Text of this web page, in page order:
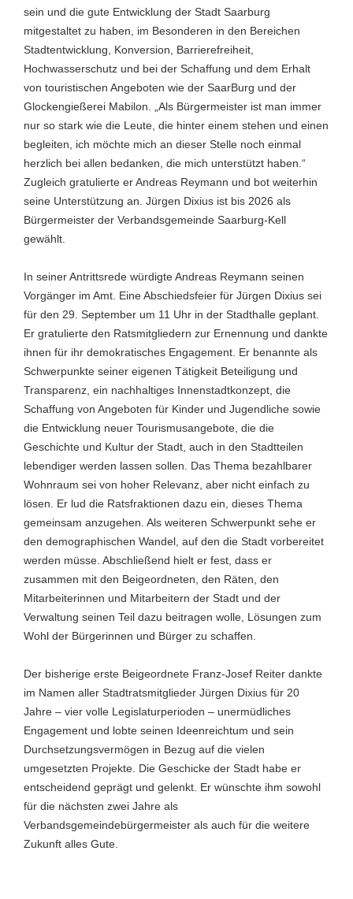
sein und die gute Entwicklung der Stadt Saarburg
mitgestaltet zu haben, im Besonderen in den Bereichen
Stadtentwicklung, Konversion, Barrierefreiheit,
Hochwasserschutz und bei der Schaffung und dem Erhalt
von touristischen Angeboten wie der SaarBurg und der
Glockengießerei Mabilon. „Als Bürgermeister ist man immer
nur so stark wie die Leute, die hinter einem stehen und einen
begleiten, ich möchte mich an dieser Stelle noch einmal
herzlich bei allen bedanken, die mich unterstützt haben.“
Zugleich gratulierte er Andreas Reymann und bot weiterhin
seine Unterstützung an. Jürgen Dixius ist bis 2026 als
Bürgermeister der Verbandsgemeinde Saarburg-Kell
gewählt.
In seiner Antrittsrede würdigte Andreas Reymann seinen
Vorgänger im Amt. Eine Abschiedsfeier für Jürgen Dixius sei
für den 29. September um 11 Uhr in der Stadthalle geplant.
Er gratulierte den Ratsmitgliedern zur Ernennung und dankte
ihnen für ihr demokratisches Engagement. Er benannte als
Schwerpunkte seiner eigenen Tätigkeit Beteiligung und
Transparenz, ein nachhaltiges Innenstadtkonzept, die
Schaffung von Angeboten für Kinder und Jugendliche sowie
die Entwicklung neuer Tourismusangebote, die die
Geschichte und Kultur der Stadt, auch in den Stadtteilen
lebendiger werden lassen sollen. Das Thema bezahlbarer
Wohnraum sei von hoher Relevanz, aber nicht einfach zu
lösen. Er lud die Ratsfraktionen dazu ein, dieses Thema
gemeinsam anzugehen. Als weiteren Schwerpunkt sehe er
den demographischen Wandel, auf den die Stadt vorbereitet
werden müsse. Abschließend hielt er fest, dass er
zusammen mit den Beigeordneten, den Räten, den
Mitarbeiterinnen und Mitarbeitern der Stadt und der
Verwaltung seinen Teil dazu beitragen wolle, Lösungen zum
Wohl der Bürgerinnen und Bürger zu schaffen.
Der bisherige erste Beigeordnete Franz-Josef Reiter dankte
im Namen aller Stadtratsmitglieder Jürgen Dixius für 20
Jahre – vier volle Legislaturperioden – unermüdliches
Engagement und lobte seinen Ideenreichtum und sein
Durchsetzungsvermögen in Bezug auf die vielen
umgesetzten Projekte. Die Geschicke der Stadt habe er
entscheidend geprägt und gelenkt. Er wünschte ihm sowohl
für die nächsten zwei Jahre als
Verbandsgemeindebürgermeister als auch für die weitere
Zukunft alles Gute.